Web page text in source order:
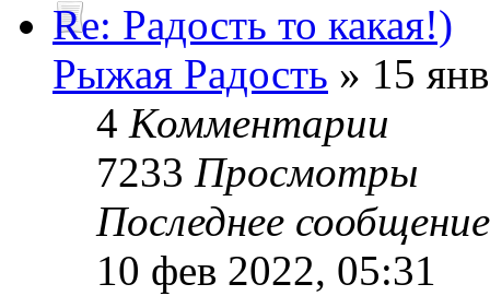
Re: Радость то какая!)
Рыжая Радость » 15
4 Комментарии
7233 Просмотры
Последнее
10 фев 2022, 05:31